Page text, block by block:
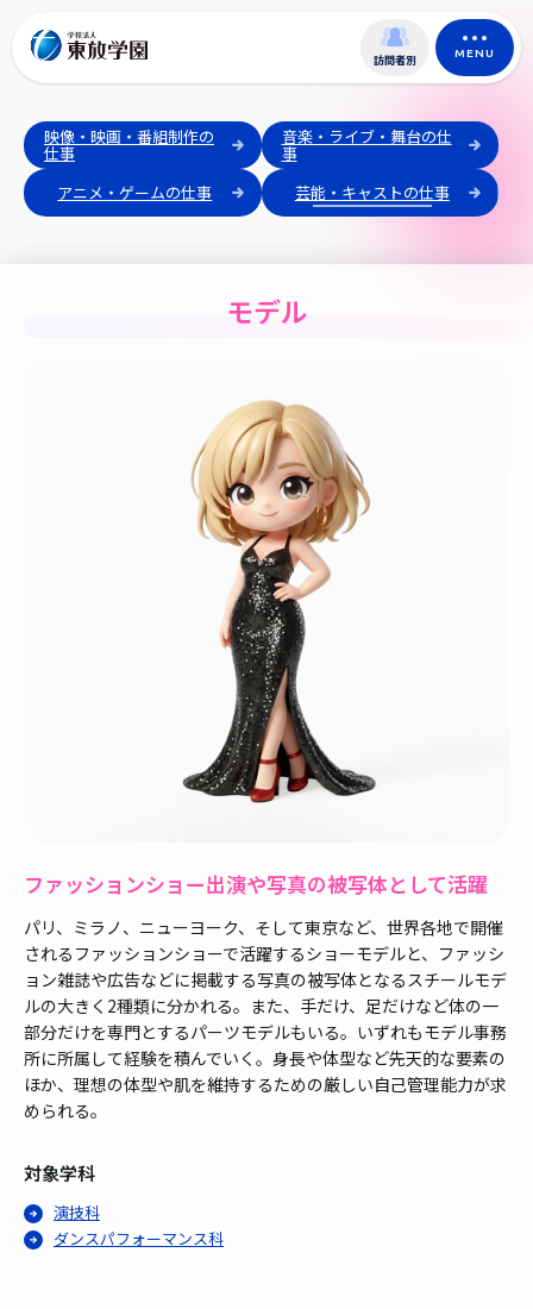
訪問者別 MENU
映像・映画・番組制作の
仕事
音楽・ライブ・舞台の仕
事
アニメ・ゲームの仕事
芸能・キャストの仕事
モデル
ファッションショー出演や写真の被写体として活躍
パリ、ミラノ、ニューヨーク、そして東京など、世界各地で開催
されるファッションショーで活躍するショーモデルと、ファッシ
ョン雑誌や広告などに掲載する写真の被写体となるスチールモデ
ルの大きく2種類に分かれる。また、手だけ、足だけなど体の一
部分だけを専門とするパーツモデルもいる。いずれもモデル事務
所に所属して経験を積んでいく。身長や体型など先天的な要素の
ほか、理想の体型や肌を維持するための厳しい自己管理能力が求
められる。
対象学科
演技科
ダンスパフォーマンス科